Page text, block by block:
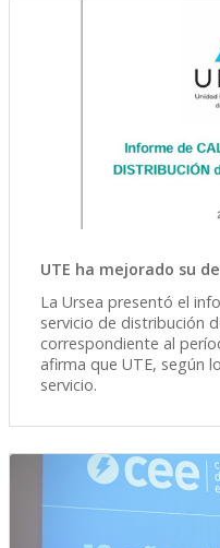
UTE ha mejorado su
La Ursea presentó el
servicio de distribución
correspondiente al
afirma que UTE, según
servicio.